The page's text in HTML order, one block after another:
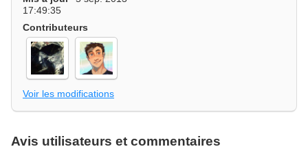
17:49:35
Contributeurs
Voir les modifications
Avis utilisateurs et commentaires